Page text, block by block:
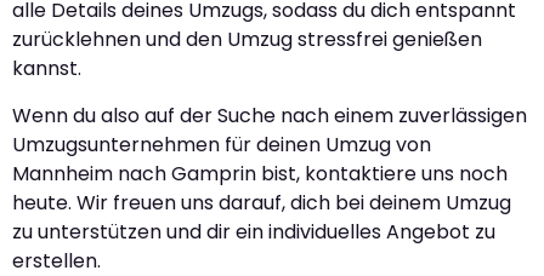
alle Details deines Umzugs, sodass du dich entspannt
zurücklehnen und den Umzug stressfrei genießen
kannst.
Wenn du also auf der Suche nach einem zuverlässigen
Umzugsunternehmen für deinen Umzug von
Mannheim nach Gamprin bist, kontaktiere uns noch
heute. Wir freuen uns darauf, dich bei deinem Umzug
zu unterstützen und dir ein individuelles Angebot zu
erstellen.